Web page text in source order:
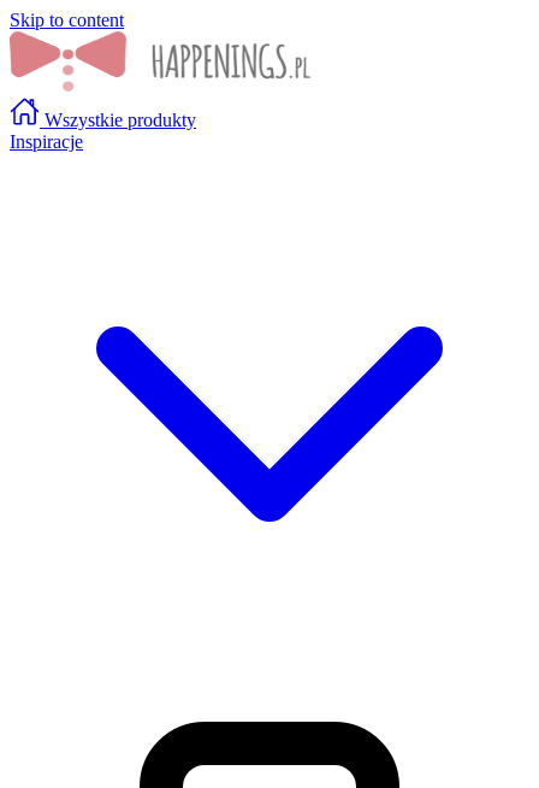
Skip to content
Wszystkie produkty
Inspiracje